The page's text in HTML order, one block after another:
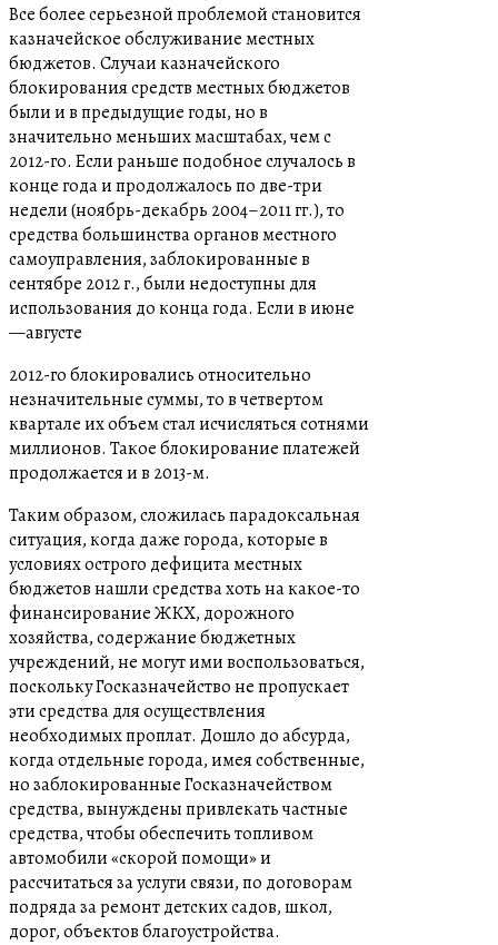
Все более серьезной проблемой становится
казначейское обслуживание местных
бюджетов. Случаи казначейского
блокирования средств местных бюджетов
были и в предыдущие годы, но в
значительно меньших масштабах, чем с
2012-го. Если раньше подобное случалось в
конце года и продолжалось по две-три
недели (ноябрь-декабрь 2004–2011 гг.), то
средства большинства органов местного
самоуправления, заблокированные в
сентябре 2012 г., были недоступны для
использования до конца года. Если в июне
—августе
2012-го блокировались относительно
незначительные суммы, то в четвертом
квартале их объем стал исчисляться сотнями
миллионов. Такое блокирование платежей
продолжается и в 2013-м.
Таким образом, сложилась парадоксальная
ситуация, когда даже города, которые в
условиях острого дефицита местных
бюджетов нашли средства хоть на какое-то
финансирование ЖКХ, дорожного
хозяйства, содержание бюджетных
учреждений, не могут ими воспользоваться,
поскольку Госказначейство не пропускает
эти средства для осуществления
необходимых проплат. Дошло до абсурда,
когда отдельные города, имея собственные,
но заблокированные Госказначейством
средства, вынуждены привлекать частные
средства, чтобы обеспечить топливом
автомобили «скорой помощи» и
рассчитаться за услуги связи, по договорам
подряда за ремонт детских садов, школ,
дорог, объектов благоустройства.